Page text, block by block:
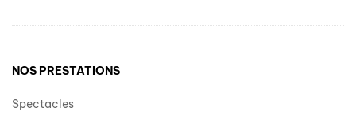
NOS PRESTATIONS
Spectacles